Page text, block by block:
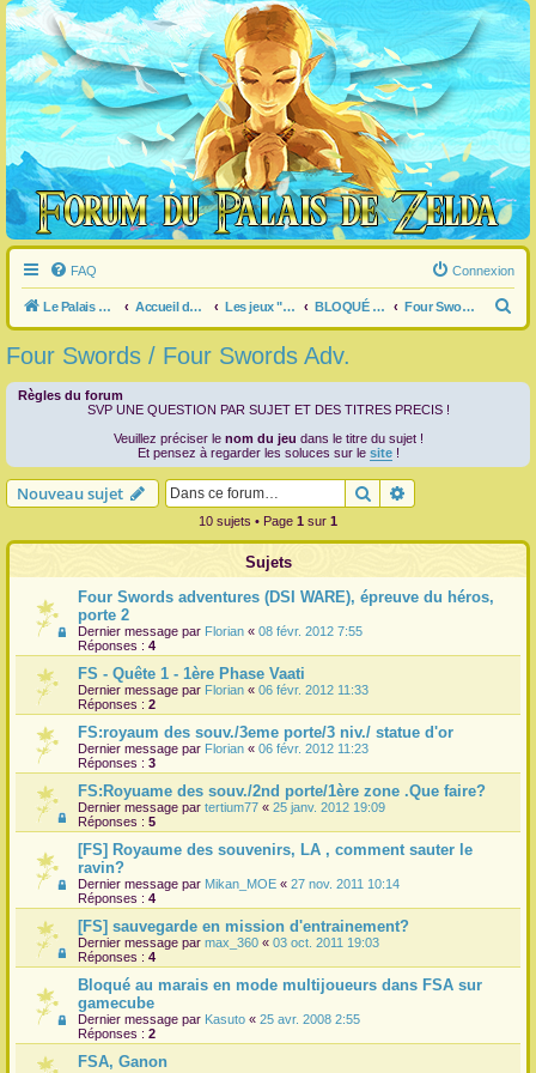
FAQ Connexion
Le Palais de Zelda Accueil du forum Les jeux "Legend of Zelda" BLOQUÉ dans un jeu ? Four Swords / Four Swords Adv.
e
Four Swords / Four Swords Adv.
Règles du forum
SVP UNE QUESTION PAR SUJET ET DES TITRES PRECIS !
Veuillez préciser le nom du jeu dans le titre du sujet !
Et pensez à regarder les soluces sur le site!
Nouveau sujet Rechercher
10 sujets • Page 1 sur 1
Sujets
Four Swords adventures (DSI WARE), épreuve du héros,
porte 2
Dernier message par Florian « 08 févr. 2012 7:55
Réponses : 4
FS - Quête 1 - 1ère Phase Vaati
Dernier message par Florian « 06 févr. 2012 11:33
Réponses : 2
FS:royaum des souv./3eme porte/3 niv./ statue d'or
Dernier message par Florian « 06 févr. 2012 11:23
Réponses : 3
FS:Royuame des souv./2nd porte/1ère zone .Que faire?
Dernier message par tertium77 « 25 janv. 2012 19:09
Réponses : 5
[FS] Royaume des souvenirs, LA , comment sauter le
ravin?
Dernier message par Mikan_MOE « 27 nov. 2011 10:14
Réponses : 4
[FS] sauvegarde en mission d'entrainement?
Dernier message par max_360 « 03 oct. 2011 19:03
Réponses : 4
Bloqué au marais en mode multijoueurs dans FSA sur
gamecube
Dernier message par Kasuto « 25 avr. 2008 2:55
Réponses : 2
FSA, Ganon